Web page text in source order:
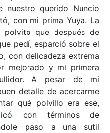
nuestro querido Nuncio
con mi prima Yuya. La
que después de
pedí, esparció sobre el
con delicadeza extrema
mejorado y mi primera
A pesar de mi
detalle de acercarme
qué polvillo era ese,
con términos de
paso a una sutil